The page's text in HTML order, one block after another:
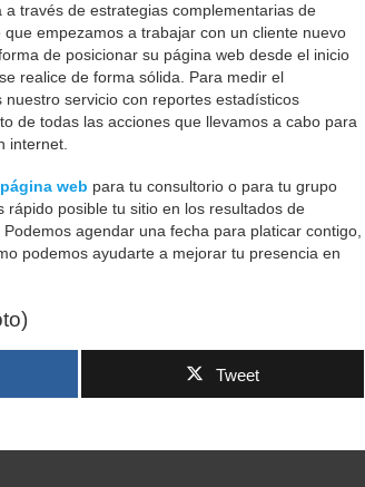
través de estrategias complementarias de
empezamos a trabajar con un cliente nuevo
de posicionar su página web desde el inicio
realice de forma sólida. Para medir el
servicio con reportes estadísticos
de todas las acciones que llevamos a cabo para
internet.
web para tu consultorio o para tu grupo
posible tu sitio en los resultados de
agendar una fecha para platicar contigo,
podemos ayudarte a mejorar tu presencia en
Tweet